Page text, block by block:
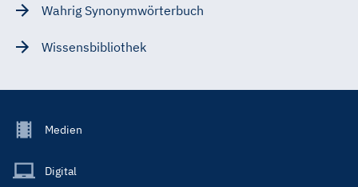
Wahrig Synonymwörterbuch
Wissensbibliothek
Footer
Main
Medien
Digital